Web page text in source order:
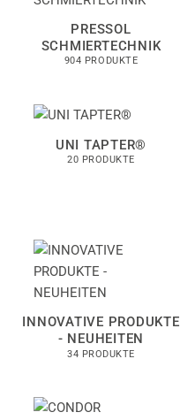
PRESSOL
SCHMIERTECHNIK
904 PRODUKTE
UNI TAPTER®
20 PRODUKTE
INNOVATIVE PRODUKTE
- NEUHEITEN
34 PRODUKTE